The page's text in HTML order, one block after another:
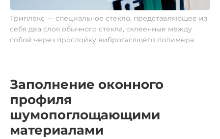
Триплекс — специальное стекло, представляющее из
себя два слоя обычного стекла, склеенные между
собой через прослойку виброгасящего полимера
Заполнение оконного
профиля
шумопоглощающими
материалами